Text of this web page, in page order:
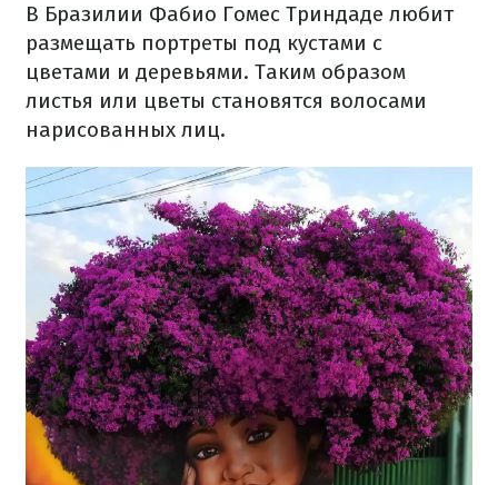
В Бразилии Фабио Гомес Триндаде любит
размещать портреты под кустами с
цветами и деревьями. Таким образом
листья или цветы становятся волосами
нарисованных лиц.